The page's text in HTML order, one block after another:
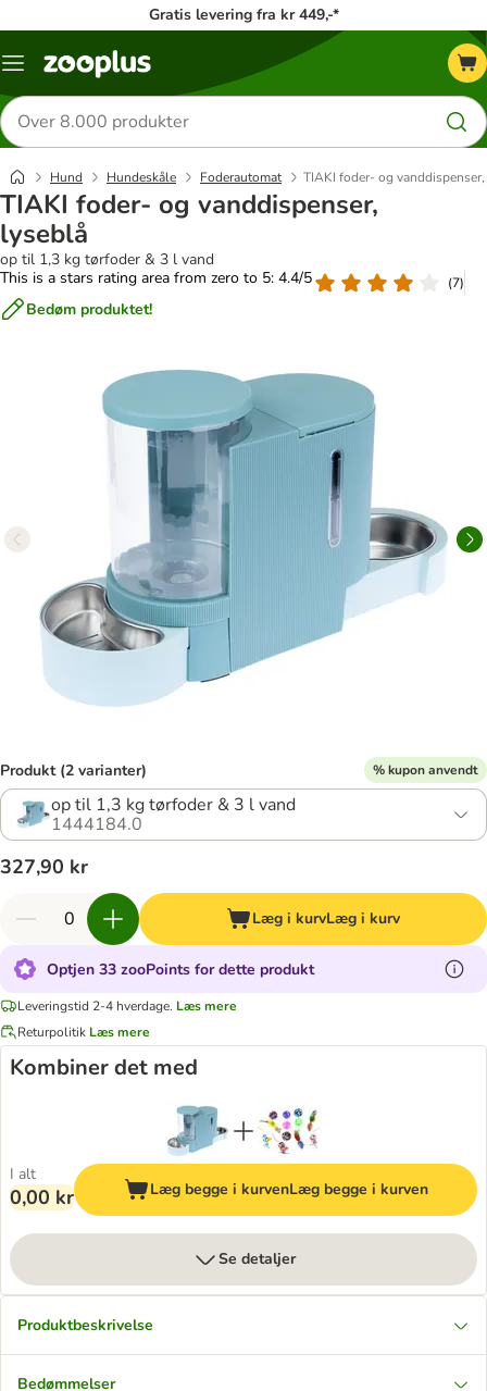
Gratis levering fra kr 449,-*
Menu
Søg
efter
produkter
Hund Hundeskåle Foderautomat TIAKI foder- og
TIAKI foder- og vanddispenser,
lyseblå
op til 1,3 kg tørfoder & 3 l vand
This is a stars rating area from zero to 5: 4.4/5
(7)
Bedøm produktet!
Produkt (2 varianter) % kupon anvendt
op til 1,3 kg tørfoder & 3 l vand
1444184.0
327,90 kr
Læg i kurvLæg i kurv
Optjen 33 zooPoints for dette produkt
Leveringstid 2-4 hverdage. Læs mere
Returpolitik Læs mere
Kombiner det med
I alt
0,00 kr Læg begge i kurvenLæg begge i kurven
Se detaljer
Produktbeskrivelse
Bedømmelser